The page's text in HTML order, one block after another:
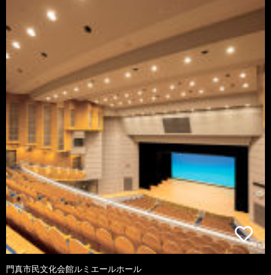
門真市民文化会館ルミエールホール